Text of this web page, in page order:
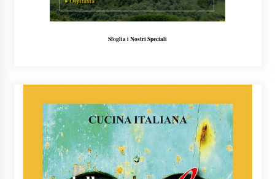
Sfoglia i Nostri Speciali